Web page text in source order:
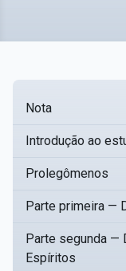
Nota
Introdução ao
Prolegômenos
Parte primeira —
Parte segunda —
Espíritos